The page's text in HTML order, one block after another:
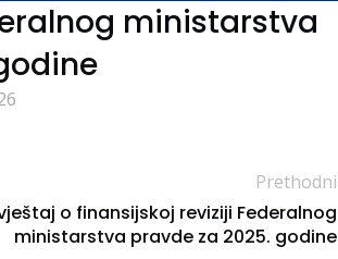
ministarstva
Prethodni
o finansijskoj reviziji Federalnog
ministarstva pravde za 2025. godine